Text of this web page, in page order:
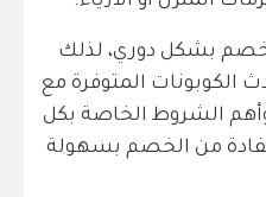
بشكل دوري، لذلك
المتوفرة مع
الشروط الخاصة بكل
من الخصم بسهولة